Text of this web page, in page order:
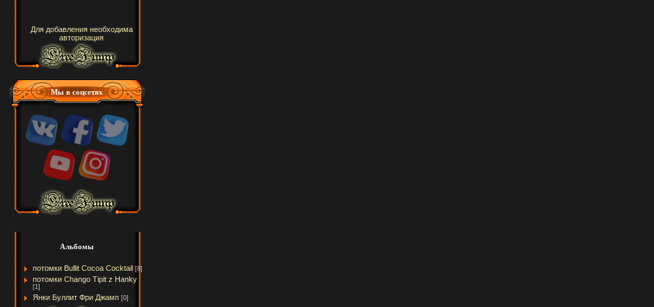
Для добавления необходима
авторизация
Мы в соцсетях
Альбомы
потомки Bullit Cocoa Cocktail [8]
потомки Chango Tipit z Hanky
[1]
Янки Буллит Фри Джамп [0]